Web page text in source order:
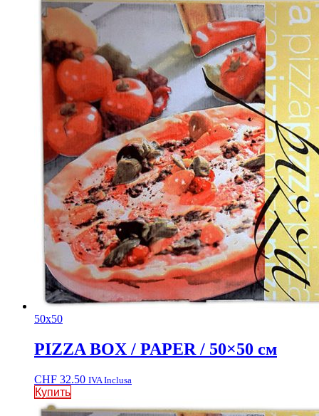
50x50
PIZZA BOX / PAPER / 50×50 см
CHF 32.50 IVA Inclusa
Купить